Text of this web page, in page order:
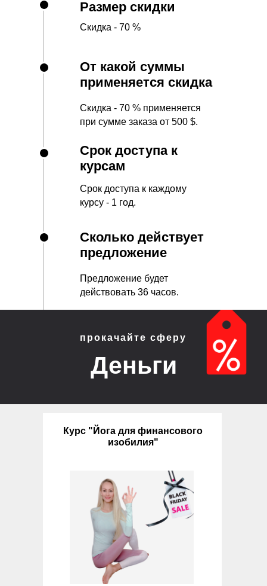
Скидка - 70 %
От какой суммы
применяется скидка
Срок доступа к
курсам
Срок доступа к каждому
курсу - 1 год.
Размер скидки
Скидка - 70 % применяется
при сумме заказа от 500 $.
Предложение будет
действовать 36 часов.
Сколько действует
предложение
Деньги
прокачайте сферу
Курс "Йога для финансового
изобилия"